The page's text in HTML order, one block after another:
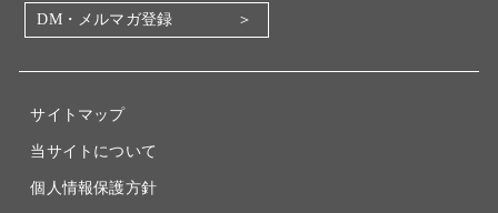
電子公告
DM・メルマガ登録
サイトマップ
当サイトについて
個人情報保護方針